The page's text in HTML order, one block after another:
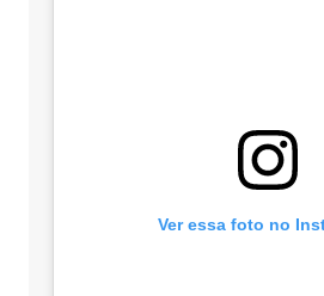
Ver essa foto no